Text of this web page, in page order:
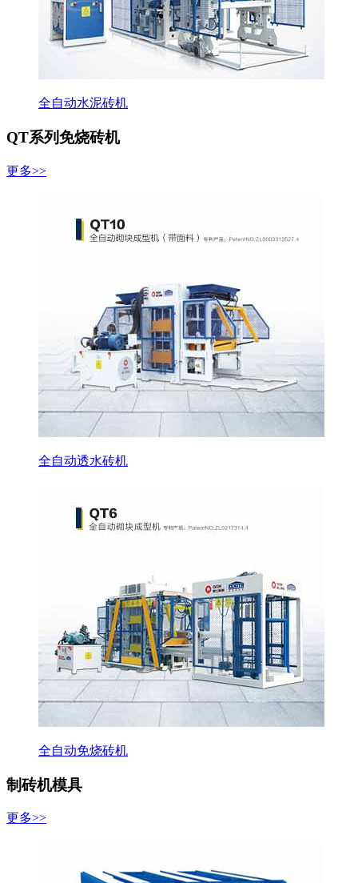
全自动水泥砖机
QT系列免烧砖机
更多>>
全自动透水砖机
全自动免烧砖机
制砖机模具
更多>>